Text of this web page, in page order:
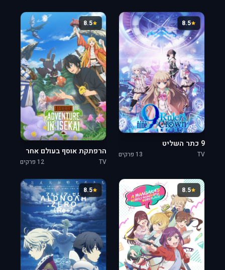
8.5
9 כתר השליט
TV 13 פרקים
8.5
הרפתקת אוסף בעולם אחר
TV 12 פרקים
8.5
8.5